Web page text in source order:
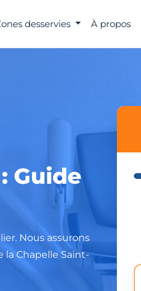
desservies À propos
Guide
Nous assurons
Chapelle Saint-